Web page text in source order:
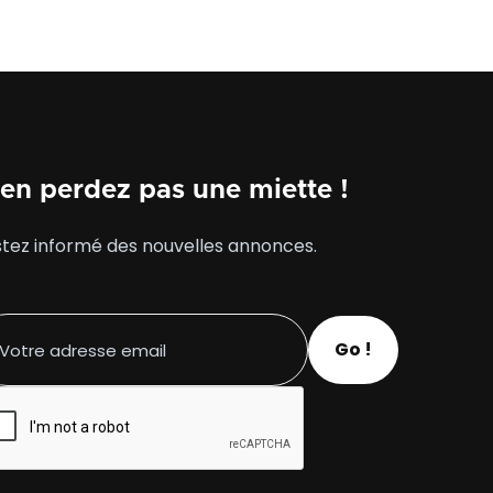
perdez pas une miette !
informé des nouvelles annonces.